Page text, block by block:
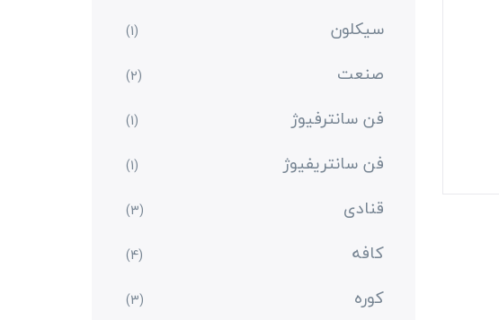
سیکلون (1)
صنعت (2)
فن سانترفیوژ (1)
فن سانتریفیوژ (1)
قنادی (3)
کافه (4)
کوره (3)